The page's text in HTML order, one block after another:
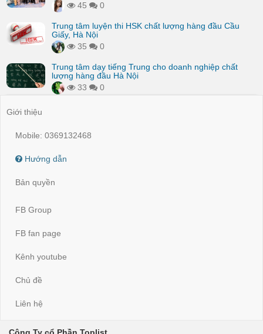
45
0
Trung tâm luyện thi HSK chất lượng hàng đầu Cầu
Giấy, Hà Nội
35
0
Trung tâm dạy tiếng Trung cho doanh nghiệp chất
lượng hàng đầu Hà Nội
33
0
Giới thiệu
Mobile: 0369132468
Hướng dẫn
Bản quyền
FB Group
FB fan page
Kênh youtube
Chủ đề
Liên hệ
Công Ty cổ Phần Toplist